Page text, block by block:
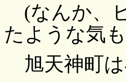
(なんか、
たような気
旭天神町は